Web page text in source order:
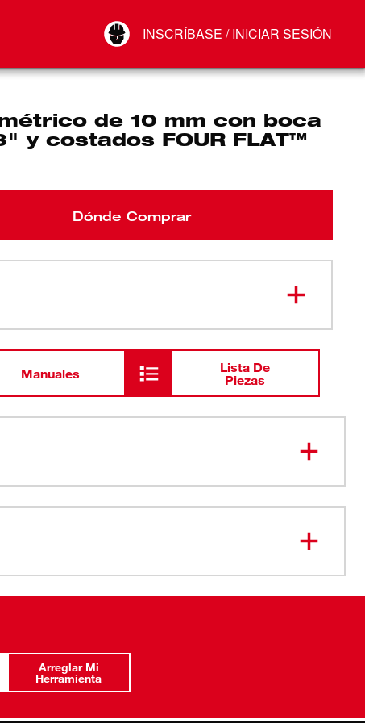
INSCRÍBASE / INICIAR SESIÓN
Conectar
de 10 mm con boca
y costados FOUR FLAT™
Dónde Comprar
Manuales
Lista De
Piezas
por vidaArreglar Mi
Herramienta